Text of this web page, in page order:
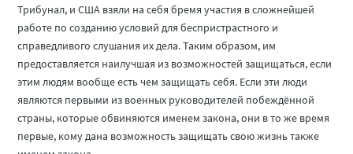
Трибунал, и США взяли на себя бремя участия в сложнейшей
работе по созданию условий для беспристрастного и
справедливого слушания их дела. Таким образом, им
предоставляется наилучшая из возможностей защищаться, если
этим людям вообще есть чем защищать себя. Если эти люди
являются первыми из военных руководителей побеждённой
страны, которые обвиняются именем закона, они в то же время
первые, кому дана возможность защищать свою жизнь также